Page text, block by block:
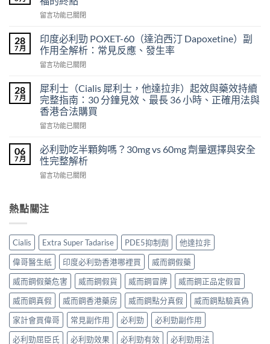
度
超
希
愛
力
混
片
雙
效
利
效
果
怎
麼
作
嗎？〉
中
在
威
壯
使
用
得
及
樂
威
壯
裡
買？
齡
不
福
的
終
點〉
中
留言功能已關閉
28
7 月
印度必利勁 POXET-60（達泊西汀 Dapoxetine）副
作用全解析：常見反應、發生率
在
度
必
利
勁
POXET-
泊
西
汀
Dapoxetine）
用
析：
常
見
反
應、
發
生
率〉
中
留言功能已關閉
28
7 月
犀利士（Cialis 犀利士，他達拉非）起效與藥效持續
完整指南：30 分鐘見效、最長 36 小時、正確用法與
香港合法購買
在
利
士
（Cialis
犀
他
非）
起
效
與
藥
效
持
續
完
整
指
留言功能已關閉
06
7 月
必利勁吃半顆夠嗎？30mg vs 60mg 劑量選擇與安全
性完整解析
在
勁
吃
顆
夠
嗎？
30mg
vs
60mg
劑
量
選
擇
與
留言功能已關閉
熱點關注
Cialis Extra Super Tadarise PDE5抑制劑
他達拉非
偉哥醫生紙
印度必利勁香港哪裡買
威而鋼假藥
威而鋼假藥危害
威而鋼假貨 威而鋼冒牌
威而鋼正品定假冒
威而鋼真假
威而鋼香港藥房 威而鋼點分真假
威而鋼點驗真偽
家計會買偉哥
常見副作用 必利勁
必利勁副作用
必利勁屈臣氏
必利勁效果 必利勁有效 必利勁用法